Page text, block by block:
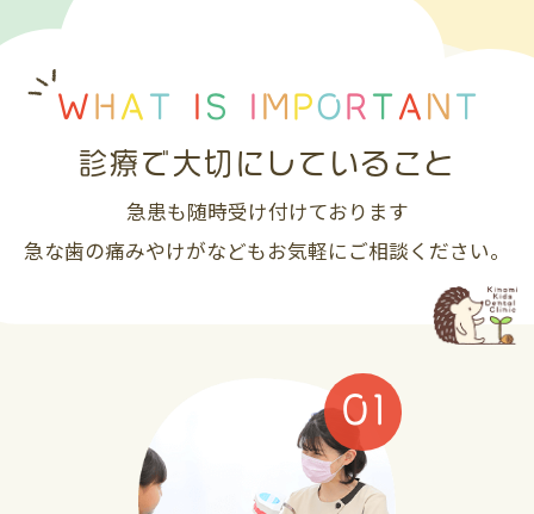
W H A T S M PO R TA N T
診療で大切にしていること
急患も随時受け付けております
急な歯の痛みやけがなどもお気軽にご相談ください。
01